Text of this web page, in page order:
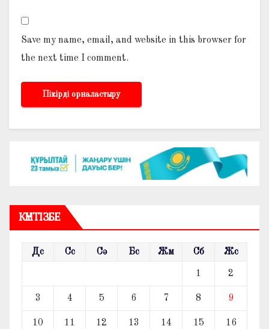
Save my name, email, and website in this browser for
the next time I comment.
КҮНТІЗБЕ
Дс Сс Сә Бс Жм Сб Жс
1 2
3 4 5 6 7 8 9
10 11 12 13 14 15 16